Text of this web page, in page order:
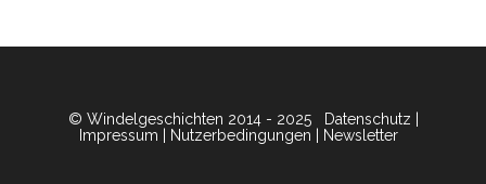
© Windelgeschichten 2014 - 2025 Datenschutz
Impressum
Nutzerbedingungen Newsletter